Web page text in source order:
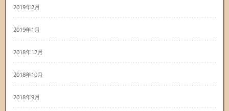
2019年2月
2019年1月
2018年12月
2018年10月
2018年9月